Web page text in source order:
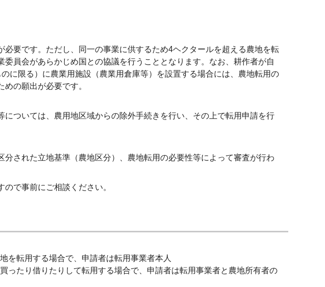
必要です。ただし、同一の事業に供するため4ヘクタールを超える農地を転
員会があらかじめ国との協議を行うこととなります。なお、耕作者が自
に限る）に農業用施設（農業用倉庫等）を設置する場合には、農地転用の
の願出が必要です。
については、農用地区域からの除外手続きを行い、その上で転用申請を行
された立地基準（農地区分）、農地転用の必要性等によって審査が行わ
で事前にご相談ください。
を転用する場合で、申請者は転用事業者本人
ったり借りたりして転用する場合で、申請者は転用事業者と農地所有者の